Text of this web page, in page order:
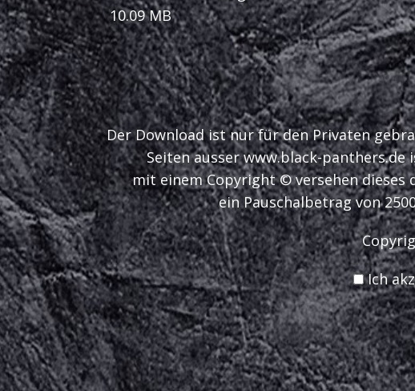
10.09 MB
Der Download ist nur für den Privaten
Seiten ausser www.black-
mit einem Copyright © versehen dieses
ein Pauschalbetrag von
Ich